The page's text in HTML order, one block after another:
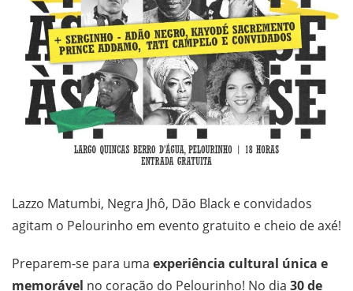
Lazzo Matumbi, Negra Jhô, Dão Black e convidados
agitam o Pelourinho em evento gratuito e cheio de axé!
Preparem-se para uma experiência cultural única e
memorável no coração do Pelourinho! No dia 30 de